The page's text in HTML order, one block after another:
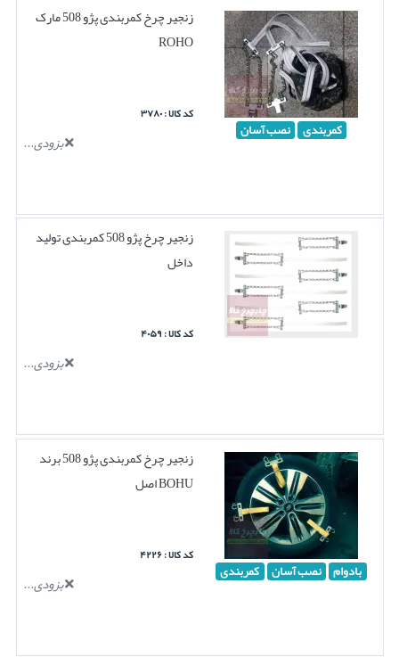
کمربندی نصب آسان
زنجیر چرخ کمربندی پژو 508 مارک
ROHO
کد کالا : ۳۷۸۰
بزودی...
زنجیر چرخ پژو 508 کمربندی تولید
داخل
کد کالا : ۴۰۵۹
بزودی...
بادوام نصب آسان کمربندی
زنجیر چرخ کمربندی پژو 508 برند
BOHU اصل
کد کالا : ۴۲۲۶
بزودی...